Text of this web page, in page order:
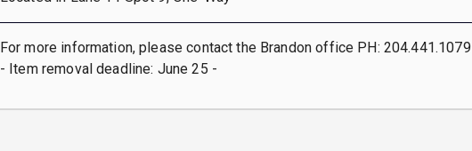
For more information, please contact the Brandon office PH: 204.441.1079
- Item removal deadline: June 25 -